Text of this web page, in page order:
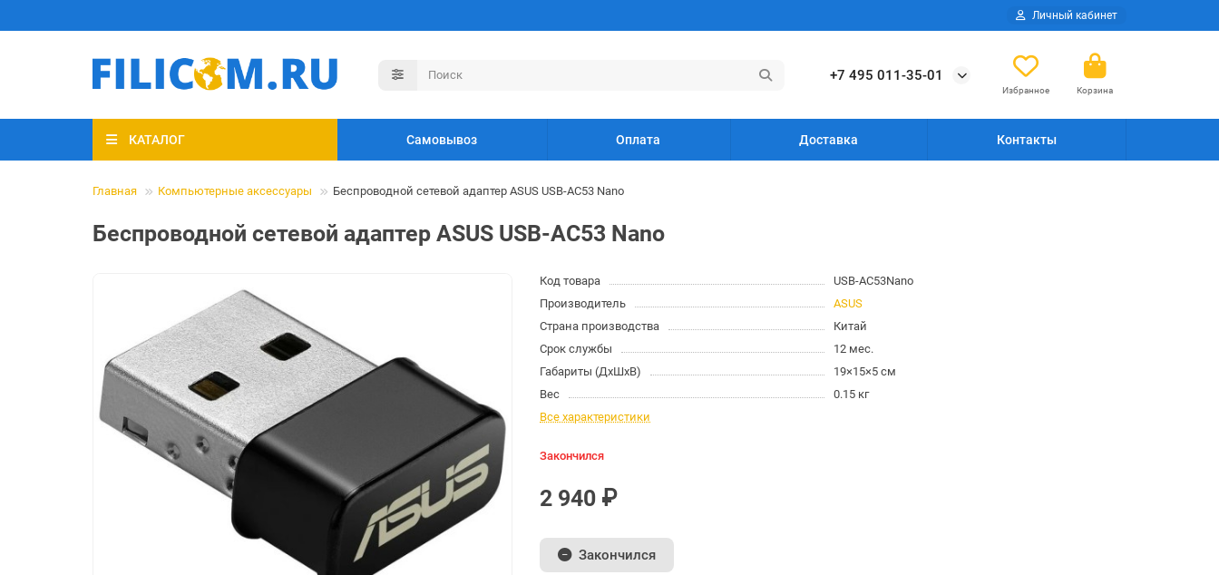
Личный кабинет
+7 495 011-35-01
Избранное Корзина
КАТАЛОГ Самовывоз Оплата Доставка Контакты
Главная Компьютерные аксессуары Беспроводной сетевой адаптер ASUS USB-AC53 Nano
Беспроводной сетевой адаптер ASUS USB-AC53 Nano
Код товара
USB-AC53Nano
Производитель
ASUS
Страна производства
Китай
Срок службы
12 мес.
Габариты (ДхШхВ)
19×15×5 см
Вес
0.15 кг
Все характеристики
Закончился
2 940 ₽
Закончился